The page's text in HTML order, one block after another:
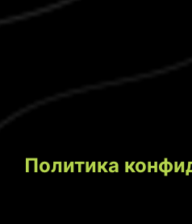
Политика